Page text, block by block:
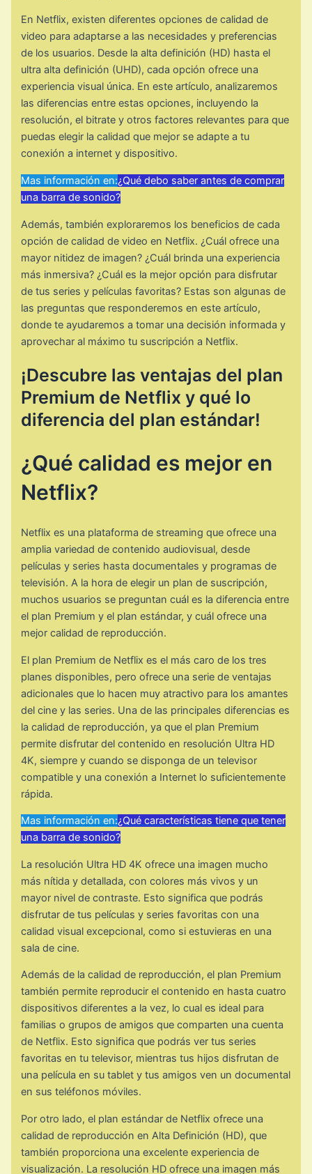
En Netflix, existen diferentes opciones de calidad de
video para adaptarse a las necesidades y preferencias
de los usuarios. Desde la alta definición (HD) hasta el
ultra alta definición (UHD), cada opción ofrece una
experiencia visual única. En este artículo, analizaremos
las diferencias entre estas opciones, incluyendo la
resolución, el bitrate y otros factores relevantes para que
puedas elegir la calidad que mejor se adapte a tu
conexión a internet y dispositivo.
Mas información en:¿Qué debo saber antes de comprar
una barra de sonido?
Además, también exploraremos los beneficios de cada
opción de calidad de video en Netflix. ¿Cuál ofrece una
mayor nitidez de imagen? ¿Cuál brinda una experiencia
más inmersiva? ¿Cuál es la mejor opción para disfrutar
de tus series y películas favoritas? Estas son algunas de
las preguntas que responderemos en este artículo,
donde te ayudaremos a tomar una decisión informada y
aprovechar al máximo tu suscripción a Netflix.
¡Descubre las ventajas del plan
Premium de Netflix y qué lo
diferencia del plan estándar!
¿Qué calidad es mejor en
Netflix?
Netflix es una plataforma de streaming que ofrece una
amplia variedad de contenido audiovisual, desde
películas y series hasta documentales y programas de
televisión. A la hora de elegir un plan de suscripción,
muchos usuarios se preguntan cuál es la diferencia entre
el plan Premium y el plan estándar, y cuál ofrece una
mejor calidad de reproducción.
El plan Premium de Netflix es el más caro de los tres
planes disponibles, pero ofrece una serie de ventajas
adicionales que lo hacen muy atractivo para los amantes
del cine y las series. Una de las principales diferencias es
la calidad de reproducción, ya que el plan Premium
permite disfrutar del contenido en resolución Ultra HD
4K, siempre y cuando se disponga de un televisor
compatible y una conexión a Internet lo suficientemente
rápida.
Mas información en:¿Qué características tiene que tener
una barra de sonido?
La resolución Ultra HD 4K ofrece una imagen mucho
más nítida y detallada, con colores más vivos y un
mayor nivel de contraste. Esto significa que podrás
disfrutar de tus películas y series favoritas con una
calidad visual excepcional, como si estuvieras en una
sala de cine.
Además de la calidad de reproducción, el plan Premium
también permite reproducir el contenido en hasta cuatro
dispositivos diferentes a la vez, lo cual es ideal para
familias o grupos de amigos que comparten una cuenta
de Netflix. Esto significa que podrás ver tus series
favoritas en tu televisor, mientras tus hijos disfrutan de
una película en su tablet y tus amigos ven un documental
en sus teléfonos móviles.
Por otro lado, el plan estándar de Netflix ofrece una
calidad de reproducción en Alta Definición (HD), que
también proporciona una excelente experiencia de
visualización. La resolución HD ofrece una imagen más